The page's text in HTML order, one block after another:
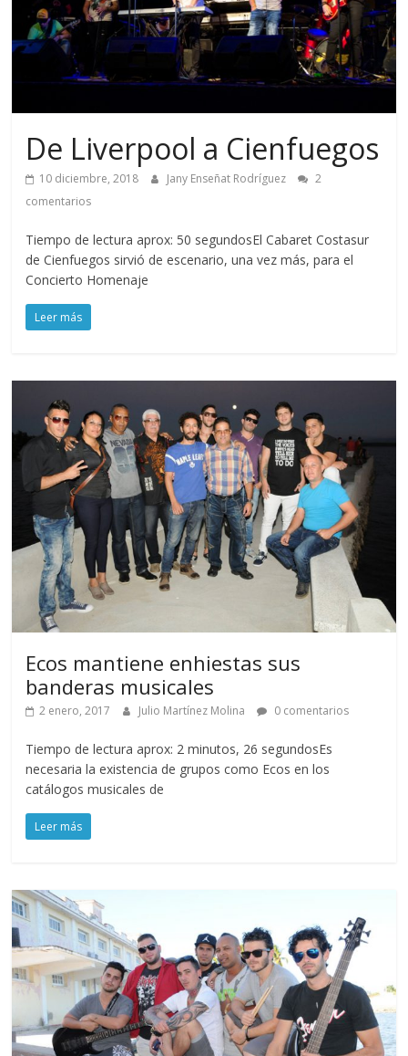
De Liverpool a Cienfuegos
10 diciembre, 2018 Jany Enseñat Rodríguez
2
comentarios
Tiempo de lectura aprox: 50 segundosEl Cabaret Costasur
de Cienfuegos sirvió de escenario, una vez más, para el
Concierto Homenaje
Leer más
Ecos mantiene enhiestas sus
banderas musicales
2 enero, 2017 Julio Martínez Molina 0 comentarios
Tiempo de lectura aprox: 2 minutos, 26 segundosEs
necesaria la existencia de grupos como Ecos en los
catálogos musicales de
Leer más